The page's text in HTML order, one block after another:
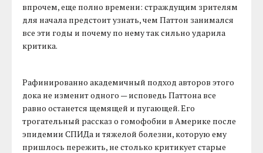
впрочем, еще полно времени: страждущим зрителям
для начала предстоит узнать, чем Паттон занимался
все эти годы и почему по нему так сильно ударила
критика.
Рафинированно академичный подход авторов этого
дока не изменит одного — исповедь Паттона все
равно останется щемящей и пугающей. Его
трогательный рассказ о гомофобии в Америке после
эпидемии СПИДа и тяжелой болезни, которую ему
пришлось пережить, не столько критикует старые